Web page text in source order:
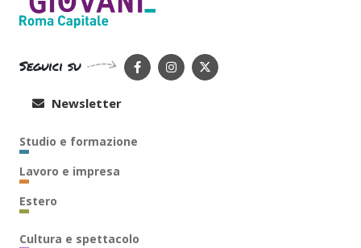
Seguici su
Newsletter
Studio e formazione
Lavoro e impresa
Estero
Cultura e spettacolo